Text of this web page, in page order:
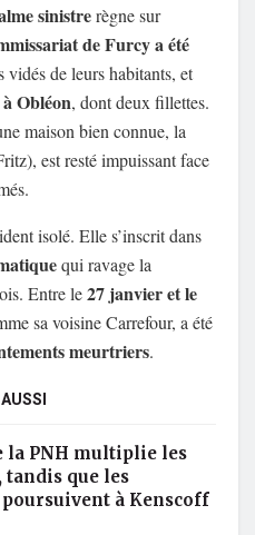
sinistrerègne sur
de Furcy a été
vidés de leurs habitants, et
Obléon, dont deux fillettes.
maison bien connue, la
est resté impuissant face
isolé. Elle s’inscrit dans
qui ravage la
Entre le27 janvier et le
sa voisine Carrefour, a été
meurtriers.
la PNH multiplie les
que les
à Kenscoff